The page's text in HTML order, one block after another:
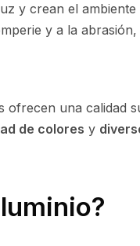
y crean el ambiente
y a la
una calidad
de colores y